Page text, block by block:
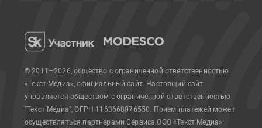
© 2011—2026, общество с ограниченной ответственностью
«Текст Медиа», официальный сайт. Настоящий сайт
управляется обществом с ограниченной ответственностью
"Текст Медиа", ОГРН 1163668076550. Прием платежей может
осуществляться партнерами Сервиса.ООО «Текст Медиа»